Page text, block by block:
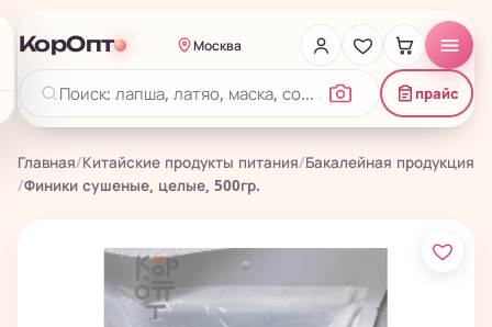
КорОпт Москва
прайс
Главная/Китайские продукты питания/Бакалейная продукция
/Финики сушеные, целые, 500гр.